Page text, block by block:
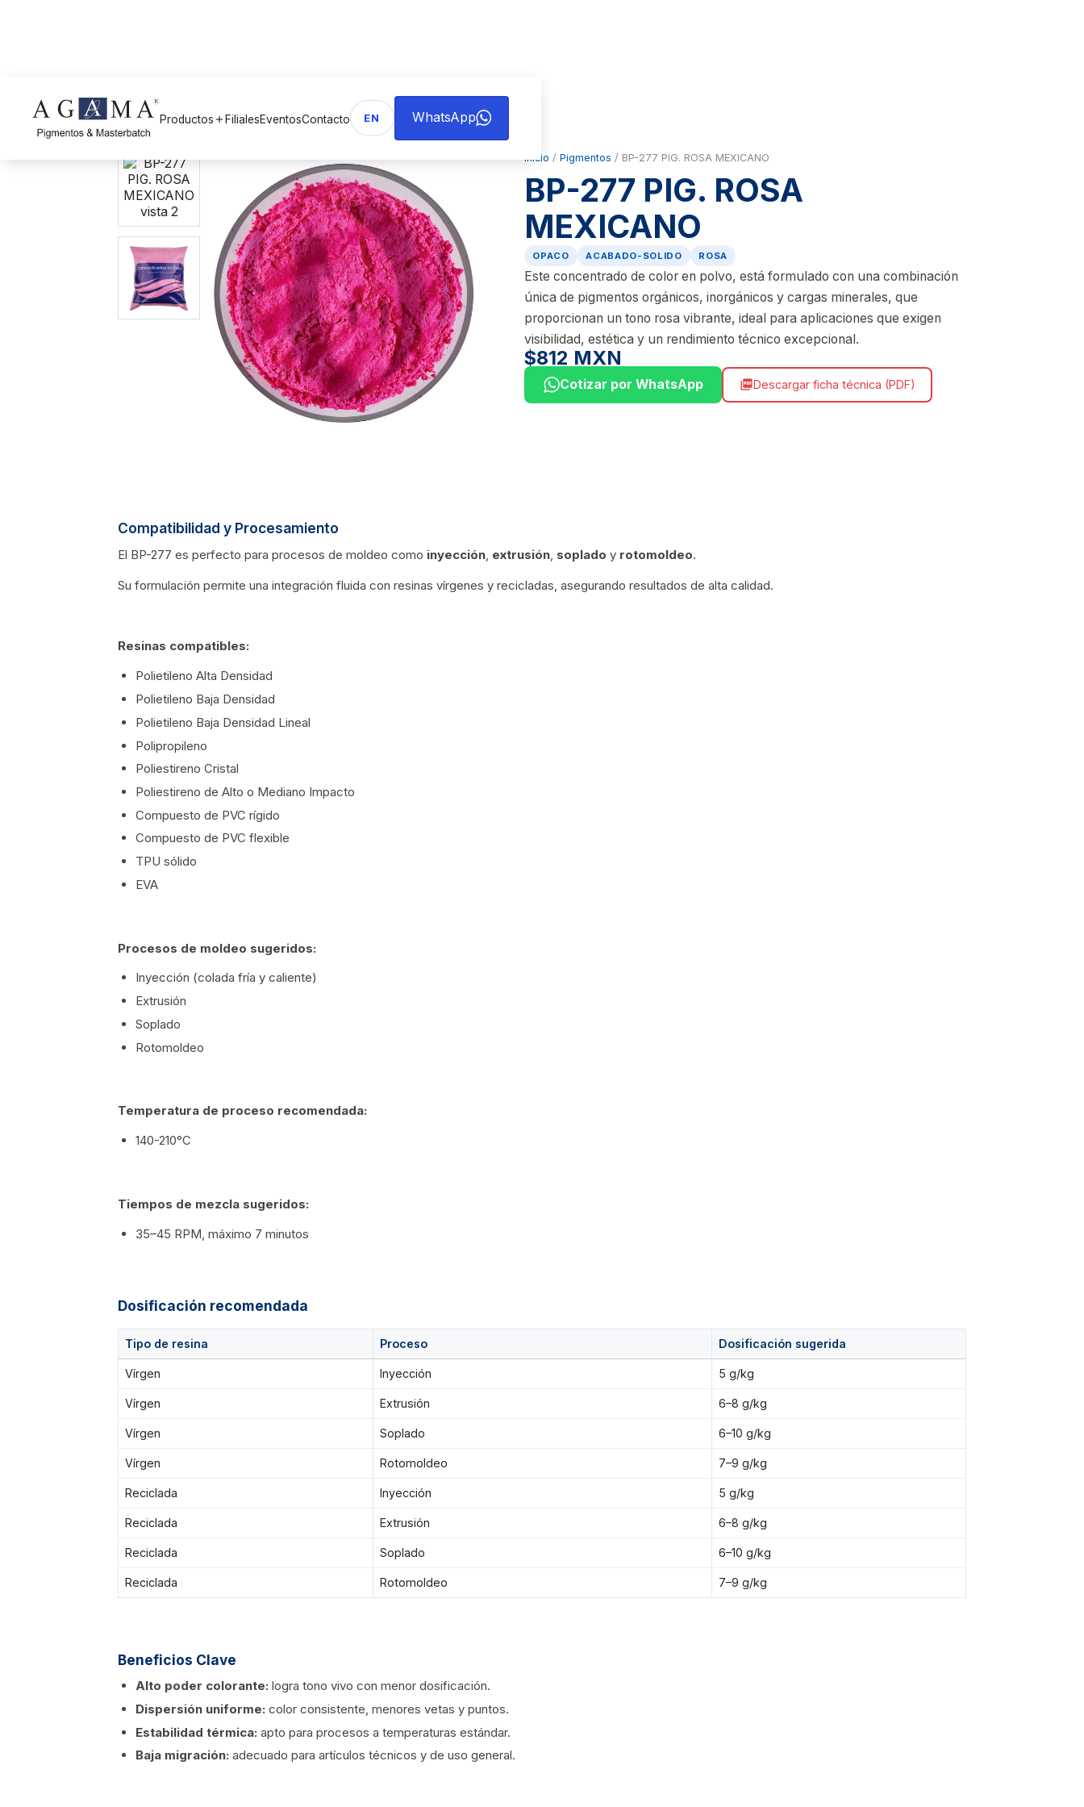
Productos add FilialesEventosContacto EN WhatsApp
arrow_back Volver a Pigmentos
Inicio / Pigmentos / BP-277 PIG. ROSA MEXICANO
BP-277 PIG. ROSA
MEXICANO
OPACO ACABADO-SOLIDO ROSA
Este concentrado de color en polvo, está formulado con una combinación
única de pigmentos orgánicos, inorgánicos y cargas minerales, que
proporcionan un tono rosa vibrante, ideal para aplicaciones que exigen
visibilidad, estética y un rendimiento técnico excepcional.
$812 MXN
Cotizar por WhatsApp picture_as_pdfDescargar ficha técnica (PDF)
Compatibilidad y Procesamiento
El BP-277 es perfecto para procesos de moldeo como inyección, extrusión, soplado y rotomoldeo.
Su formulación permite una integración fluida con resinas vírgenes y recicladas, asegurando resultados de alta calidad.
Resinas compatibles:
Polietileno Alta Densidad
Polietileno Baja Densidad
Polietileno Baja Densidad Lineal
Polipropileno
Poliestireno Cristal
Poliestireno de Alto o Mediano Impacto
Compuesto de PVC rígido
Compuesto de PVC flexible
TPU sólido
EVA
Procesos de moldeo sugeridos:
Inyección (colada fría y caliente)
Extrusión
Soplado
Rotomoldeo
Temperatura de proceso recomendada:
140-210°C
Tiempos de mezcla sugeridos:
35–45 RPM, máximo 7 minutos
Dosificación recomendada
Tipo de resina Proceso Dosificación sugerida
Vírgen Inyección 5 g/kg
Vírgen Extrusión 6–8 g/kg
Vírgen Soplado 6–10 g/kg
Vírgen Rotomoldeo 7–9 g/kg
Reciclada Inyección 5 g/kg
Reciclada Extrusión 6–8 g/kg
Reciclada Soplado 6–10 g/kg
Reciclada Rotomoldeo 7–9 g/kg
Beneficios Clave
Alto poder colorante: logra tono vivo con menor dosificación.
Dispersión uniforme: color consistente, menores vetas y puntos.
Estabilidad térmica: apto para procesos a temperaturas estándar.
Baja migración: adecuado para artículos técnicos y de uso general.